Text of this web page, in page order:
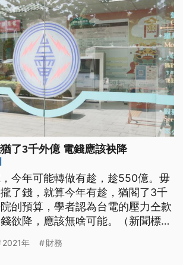
了3千外億 電錢應該袂降
今年可能轉做有趁，趁550億。毋
了錢，就算今年有趁，猶閣了3千
刣預算，學者認為台電的壓力仝款
欲降，應該無啥可能。（新聞標
2021年 財務